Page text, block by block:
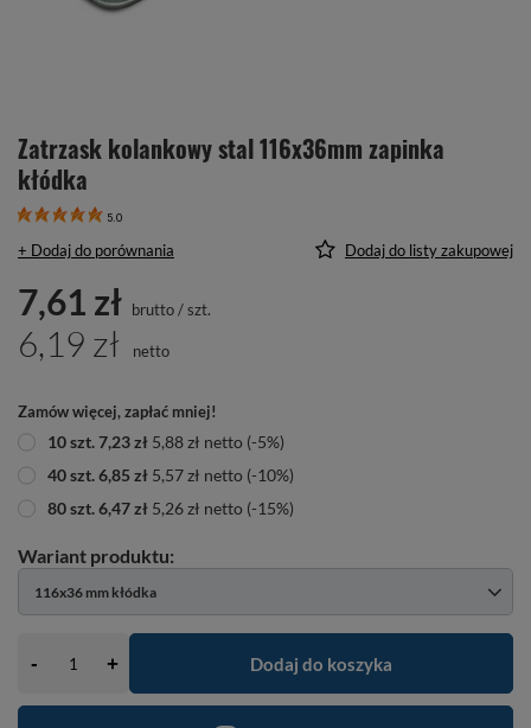
Zatrzask kolankowy stal 116x36mm zapinka
kłódka
5.0
+ Dodaj do porównania Dodaj do listy zakupowej
116x36 mm kłódka
- + Dodaj do koszyka
7,61 zł brutto/szt.
6,19 zł netto
Zamów więcej, zapłać mniej!
10szt.7,23 zł 5,88 zł netto (-5%)
40szt.6,85 zł 5,57 zł netto (-10%)
80szt.6,47 zł 5,26 zł netto (-15%)